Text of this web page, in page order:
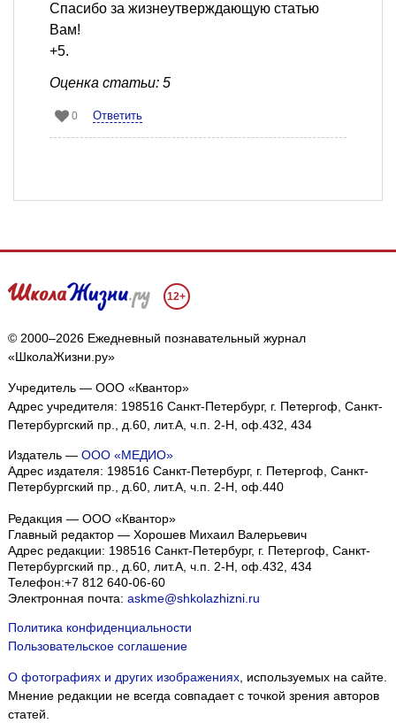
Спасибо за жизнеутверждающую статью
Вам!
+5.
Оценка статьи: 5
0 Ответить
12+
© 2000–2026 Ежедневный познавательный журнал
«ШколаЖизни.ру»
Учредитель — ООО «Квантор»
Адрес учредителя: 198516 Санкт-Петербург, г. Петергоф, Санкт-
Петербургский пр., д.60, лит.А, ч.п. 2-Н, оф.432, 434
Издатель — ООО «МЕДИО»
Адрес издателя: 198516 Санкт-Петербург, г. Петергоф, Санкт-
Петербургский пр., д.60, лит.А, ч.п. 2-Н, оф.440
Редакция — ООО «Квантор»
Главный редактор — Хорошев Михаил Валерьевич
Адрес редакции: 198516 Санкт-Петербург, г. Петергоф, Санкт-
Петербургский пр., д.60, лит.А, ч.п. 2-Н, оф.432, 434
Телефон:+7 812 640-06-60
Электронная почта: askme@shkolazhizni.ru
Политика конфиденциальности
Пользовательское соглашение
О фотографиях и других изображениях, используемых на сайте.
Мнение редакции не всегда совпадает с точкой зрения авторов
статей.